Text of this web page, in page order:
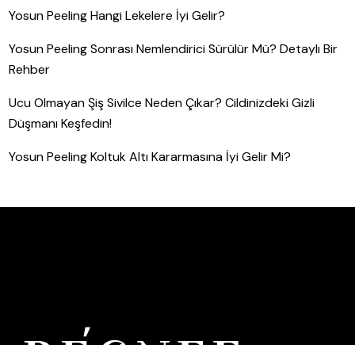
Yosun Peeling Hangi Lekelere İyi Gelir?
Yosun Peeling Sonrası Nemlendirici Sürülür Mü? Detaylı Bir
Rehber
Ucu Olmayan Şiş Sivilce Neden Çıkar? Cildinizdeki Gizli
Düşmanı Keşfedin!
Yosun Peeling Koltuk Altı Kararmasına İyi Gelir Mi?